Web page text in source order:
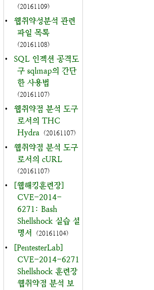
(20161109)
•
웹취약성분석 관련
파일 목록
(20161108)
•
SQL 인젝션 공격도
구 sqlmap의 간단
한 사용법
(20161107)
•
웹취약점 분석 도구
로서의 THC
Hydra (20161107)
•
웹취약점 분석 도구
로서의 cURL
(20161107)
•
[웹해킹훈련장]
CVE-2014-
6271: Bash
Shellshock 실습 설
명서
(20161104)
•
[PentesterLab]
CVE-2014-6271
Shellshock 훈련장
웹취약점 분석 보